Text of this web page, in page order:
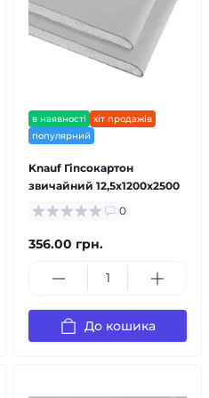
в наявності
хіт продажів
популярний
Knauf Гіпсокартон
звичайний 12,5х1200х2500
0
356.00 грн.
До кошика